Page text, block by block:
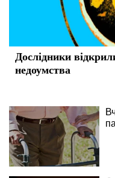
Дослідники
недоумства